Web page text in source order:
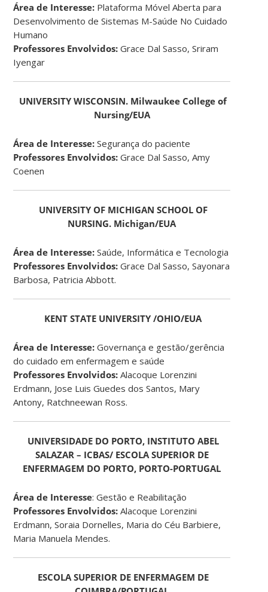
Área de Interesse: Plataforma Móvel Aberta para
Desenvolvimento de Sistemas M-Saúde No Cuidado
Humano
Professores Envolvidos: Grace Dal Sasso, Sriram
Iyengar
UNIVERSITY WISCONSIN. Milwaukee College of
Nursing/EUA
Área de Interesse: Segurança do paciente
Professores Envolvidos: Grace Dal Sasso, Amy
Coenen
UNIVERSITY OF MICHIGAN SCHOOL OF
NURSING. Michigan/EUA
Área de Interesse: Saúde, Informática e Tecnologia
Professores Envolvidos: Grace Dal Sasso, Sayonara
Barbosa, Patricia Abbott.
KENT STATE UNIVERSITY /OHIO/EUA
Área de Interesse: Governança e gestão/gerência
do cuidado em enfermagem e saúde
Professores Envolvidos: Alacoque Lorenzini
Erdmann, Jose Luis Guedes dos Santos, Mary
Antony, Ratchneewan Ross.
UNIVERSIDADE DO PORTO, INSTITUTO ABEL
SALAZAR – ICBAS/ ESCOLA SUPERIOR DE
ENFERMAGEM DO PORTO, PORTO-PORTUGAL
Área de Interesse: Gestão e Reabilitação
Professores Envolvidos: Alacoque Lorenzini
Erdmann, Soraia Dornelles, Maria do Céu Barbiere,
Maria Manuela Mendes.
ESCOLA SUPERIOR DE ENFERMAGEM DE